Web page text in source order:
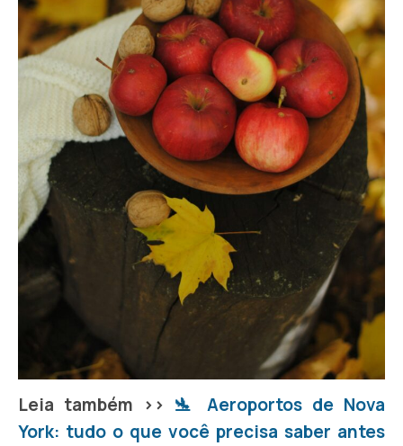
Leia também >> 🛬 Aeroportos de Nova
York: tudo o que você precisa saber antes